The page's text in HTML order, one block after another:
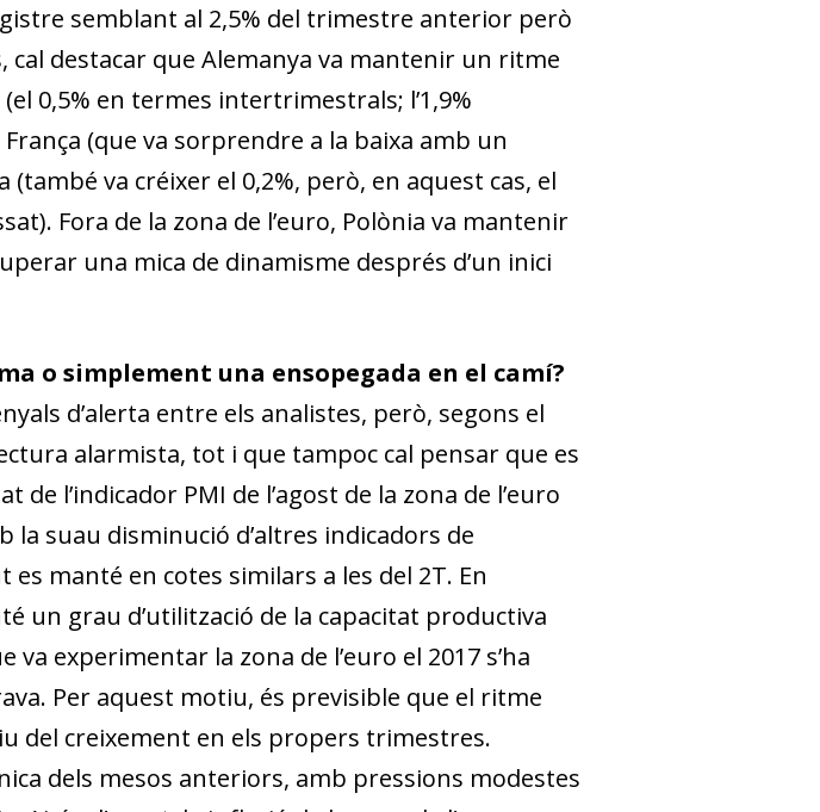
semblant al 2,5% del trimestre anterior però
destacar que Alemanya va mantenir un ritme
0,5% en termes intertrimestrals; l’1,9%
(que va sorprendre a la baixa amb un
va créixer el 0,2%, però, en aquest cas, el
Fora de la zona de l’euro, Polònia va mantenir
una mica de dinamisme després d’un inici
o simplement una ensopegada en el camí?
d’alerta entre els analistes, però, segons el
alarmista, tot i que tampoc cal pensar que es
l’indicador PMI de l’agost de la zona de l’euro
la suau disminució d’altres indicadors de
manté en cotes similars a les del 2T. En
un grau d’utilització de la capacitat productiva
experimentar la zona de l’euro el 2017 s’ha
Per aquest motiu, és previsible que el ritme
del creixement en els propers trimestres.
dels mesos anteriors, amb pressions modestes